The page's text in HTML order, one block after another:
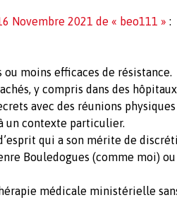
Novembre 2021 de « beo111 » :
moins efficaces de résistance.
y compris dans des
avec des réunions
un contexte particulier.
qui a son mérite de
Bouledogues (comme moi)
médicale ministérielle